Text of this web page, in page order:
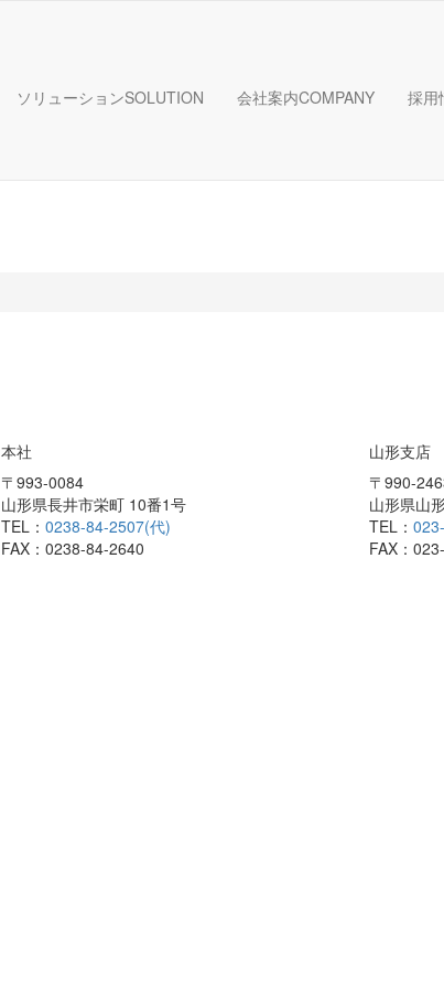
ソリューションSOLUTION 会社案内COMPANY 採用
本社
〒993-0084
山形県長井市栄町 10番1号
TEL：0238-84-2507(代)
FAX：0238-84-2640
山形支店
〒990-
山形県山
TEL：
FAX：